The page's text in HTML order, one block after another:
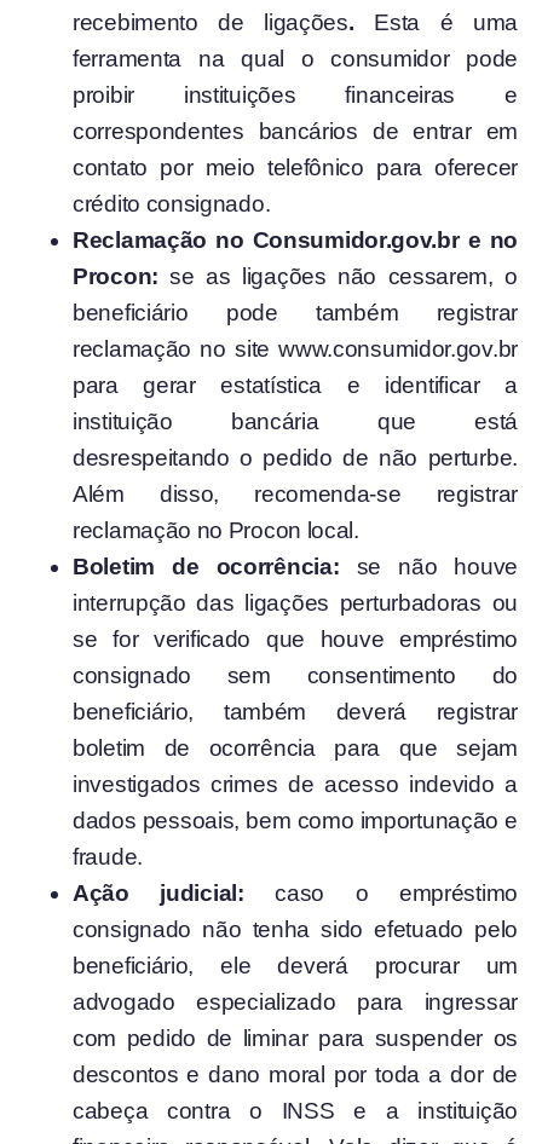
recebimento de ligações. Esta é uma
ferramenta na qual o consumidor pode
proibir instituições financeiras e
correspondentes bancários de entrar em
contato por meio telefônico para oferecer
crédito consignado.
Reclamação no Consumidor.gov.br e no
Procon:se as ligações não cessarem, o
beneficiário pode também registrar
reclamação no site www.consumidor.gov.br
para gerar estatística e identificar a
instituição bancária que está
desrespeitando o pedido de não perturbe.
Além disso, recomenda-se registrar
reclamação no Procon local.
Boletim de ocorrência: se não houve
interrupção das ligações perturbadoras ou
se for verificado que houve empréstimo
consignado sem consentimento do
beneficiário, também deverá registrar
boletim de ocorrência para que sejam
investigados crimes de acesso indevido a
dados pessoais, bem como importunação e
fraude.
Ação judicial:caso o empréstimo
consignado não tenha sido efetuado pelo
beneficiário, ele deverá procurar um
advogado especializado para ingressar
com pedido de liminar para suspender os
descontos e dano moral por toda a dor de
cabeça contra o INSS e a instituição